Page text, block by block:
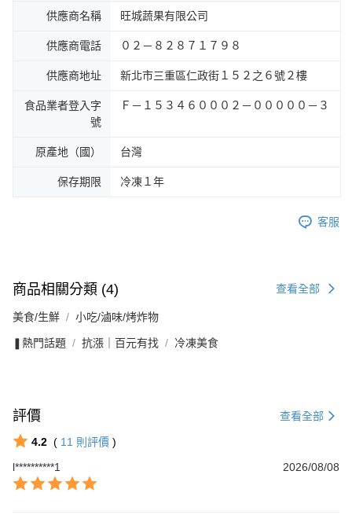
供應商名稱 旺城蔬果有限公司
供應商電話 ０２－８２８７１７９８
供應商地址 新北市三重區仁政街１５２之６號２樓
食品業者登入字
號
Ｆ－１５３４６０００２－０００００－３
原產地（國） 台灣
保存期限 冷凍１年
客服
商品相關分類 (4) 查看全部
美食/生鮮 小吃/滷味/烤炸物
❚熱門話題 抗漲｜百元有找 冷凍美食
評價 查看全部
4.2 ( 11 則評價 )
l**********1
2026/08/08